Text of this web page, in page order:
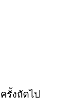
รั้งถัดไป